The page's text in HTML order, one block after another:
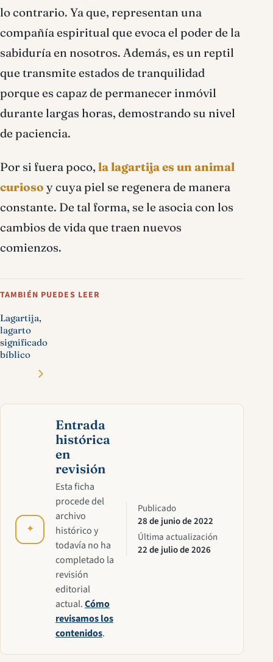
lo contrario. Ya que, representan una
compañía espiritual que evoca el poder de la
sabiduría en nosotros. Además, es un reptil
que transmite estados de tranquilidad
porque es capaz de permanecer inmóvil
durante largas horas, demostrando su nivel
de paciencia.
Por si fuera poco, la lagartija es un animal
curioso y cuya piel se regenera de manera
constante. De tal forma, se le asocia con los
cambios de vida que traen nuevos
comienzos.
TAMBIÉN PUEDES LEER
Lagartija,
lagarto
significado
bíblico
✦
Entrada
histórica
en
revisión
Esta ficha
procede del
archivo
histórico y
todavía no ha
completado la
revisión
editorial
actual.Cómo
revisamos los
contenidos.
Publicado
28 de junio de 2022
Última actualización
22 de julio de 2026